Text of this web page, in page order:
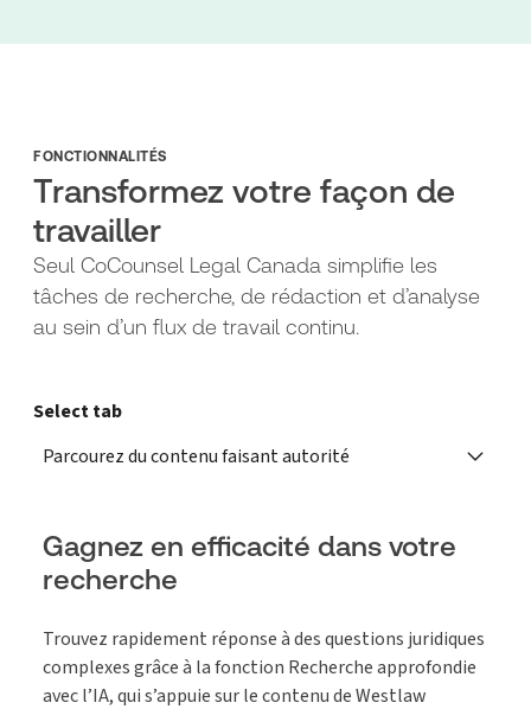
FONCTIONNALITÉS
Transformez votre façon de
travailler
Seul CoCounsel Legal Canada simplifie les
tâches de recherche, de rédaction et d’analyse
au sein d’un flux de travail continu.
Select tab
Parcourez du contenu faisant autorité
Gagnez en efficacité dans votre
recherche
Trouvez rapidement réponse à des questions juridiques
complexes grâce à la fonction Recherche approfondie
avec l’IA, qui s’appuie sur le contenu de Westlaw